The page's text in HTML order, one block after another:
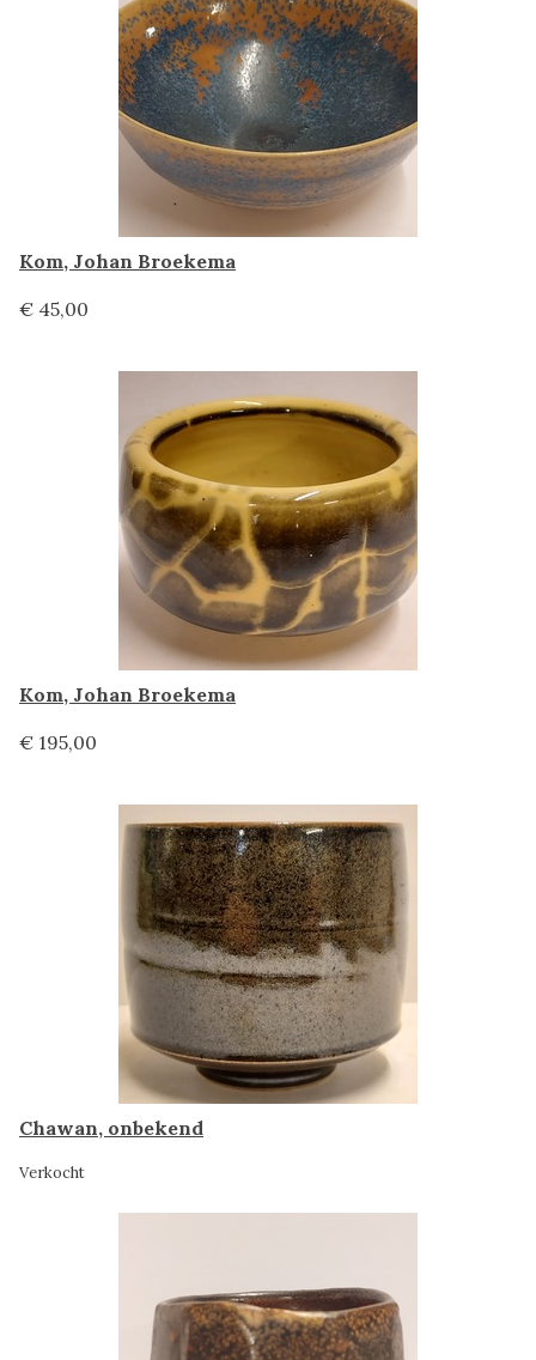
Kom, Johan Broekema
€ 45,00
Kom, Johan Broekema
€ 195,00
Chawan, onbekend
Verkocht